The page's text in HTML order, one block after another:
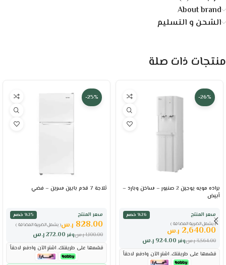
About brand
الشحن و التسليم
منتجات ذات صلة
-26%
براده مويه يوجين 2 صنبور – ساخن وبارد –
أبيض
سعر المنتج
٪26 خصم
( يشمل الضريبة المضافة )
2,640.00 ر.س
وفر 924.00 ر.س 3,564.00 ر.س
قسّمها على طريقتك. اشترِ الآن وادفع لاحقاً
-25%
ثلاجة 7 قدم بابين سرين – فضي
سعر المنتج
٪25 خصم
( يشمل الضريبة المضافة )
828.00 ر.س
وفر 272.00ر.س 1,100.00 ر.س
قسّمها على طريقتك. اشترِ الآن وادفع لاحقاً